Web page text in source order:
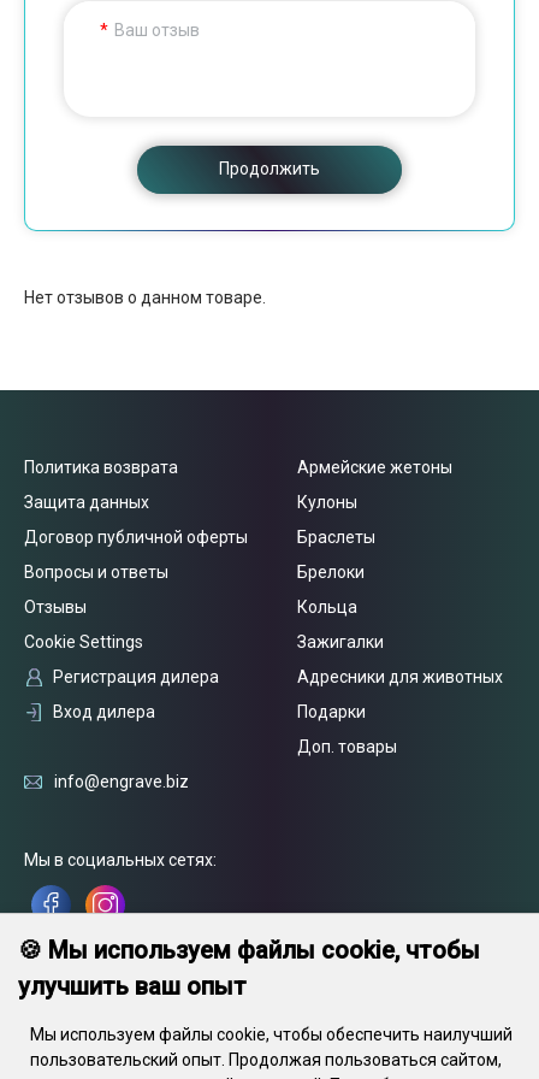
Ваш отзыв
Продолжить
Нет отзывов о данном товаре.
Политика возврата
Защита данных
Договор публичной оферты
Вопросы и ответы
Отзывы
Cookie Settings
Регистрация дилера
Вход дилера
Армейские жетоны
Кулоны
Браслеты
Брелоки
Кольца
Зажигалки
Адресники для животных
Подарки
Доп. товары
info@engrave.biz
Мы в социальных сетях:
🍪 Мы используем файлы cookie, чтобы
улучшить ваш опыт
Мы используем файлы cookie, чтобы обеспечить наилучший
пользовательский опыт. Продолжая пользоваться сайтом,